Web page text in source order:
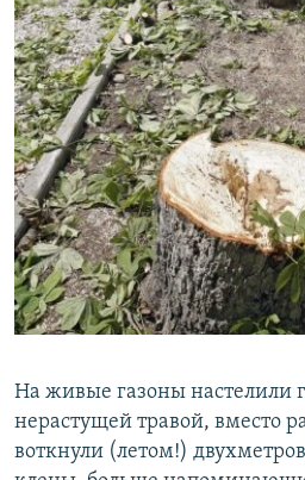
На живые газоны настелили
нерастущей травой, вместо
воткнули (летом!)